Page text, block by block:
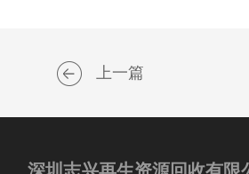
上一篇